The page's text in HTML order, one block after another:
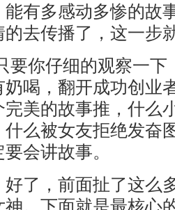
有多感动多惨的故
的去传播了，这一步
要你仔细的观察一下
喝，翻开成功创业
美的故事推，什么
么被女友拒绝发奋
会讲故事。
了，前面扯了这么
。下面就是最核心